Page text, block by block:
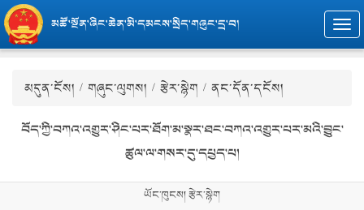
མཚོ་སྔོན་ཞིང་ཆེན་མི་དམངས་སྲིད་གཞུང་དྲ་བ།
མདུན་ངོས། / གཞུང་ལུགས། / རྩེར་སྙེག / ནང་དོན་དངོས།
བོད་ཀྱི་བཀའ་འགྱུར་ཤིང་པར་ཐོག་མ་སྣར་ཐང་བཀའ་འགྱུར་པར་མའི་བྱུང་
ཚུལ་ལ་གསར་དུ་དཔྱད་པ།
ཡོང་ཁུངས། རྩེར་སྙེག